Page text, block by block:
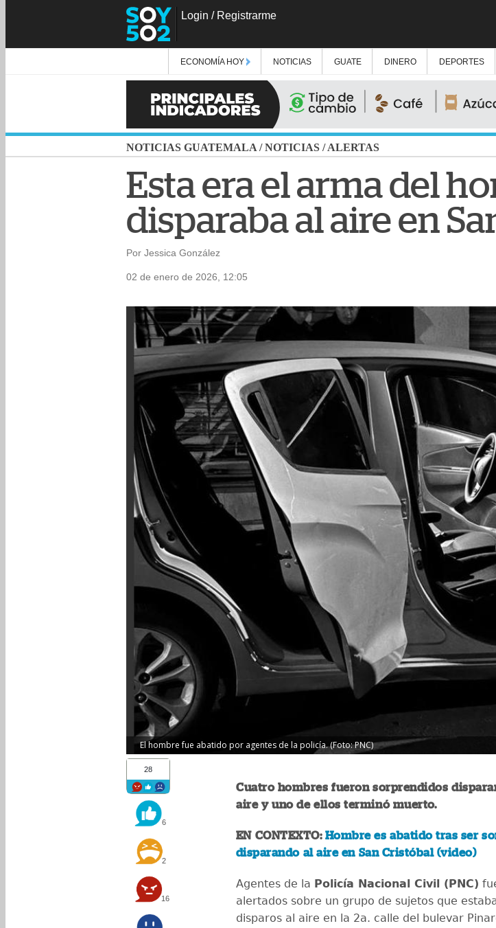
Login / Registrarme
ECONOMÍA HOY NOTICIAS GUATE DINERO DEPORTES
NOTICIAS GUATEMALA /NOTICIAS /ALERTAS
Esta era el arma del
disparaba al aire en
Por Jessica González
02 de enero de 2026, 12:05
El hombre fue abatido por agentes de la policía. (Foto: PNC)
28
6
2
16
Cuatro hombres fueron sorprendidos
aire y uno de ellos terminó muerto.
EN CONTEXTO: Hombre es abatido tras ser
disparando al aire en San Cristóbal (video)
Agentes de la Policía Nacional Civil (PNC)
alertados sobre un grupo de sujetos que
disparos al aire en la 2a. calle del bulevar